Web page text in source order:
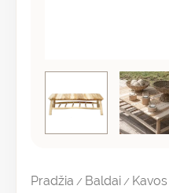
Pradžia / Baldai /